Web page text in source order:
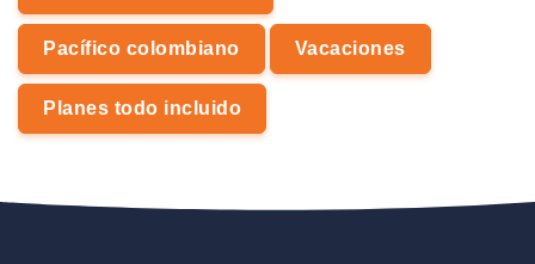
Pacífico colombiano Vacaciones
Planes todo incluido